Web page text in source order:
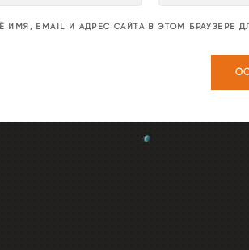
ИМЯ, EMAIL И АДРЕС САЙТА В ЭТОМ